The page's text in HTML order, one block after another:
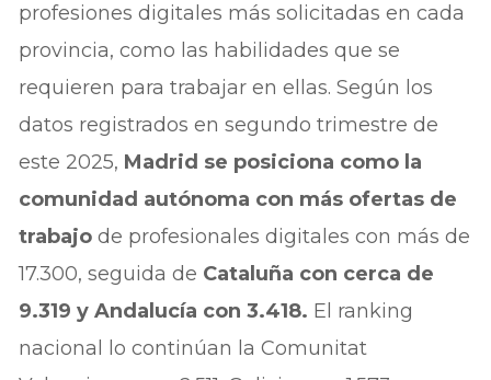
profesiones digitales más solicitadas en cada
provincia, como las habilidades que se
requieren para trabajar en ellas. Según los
datos registrados en segundo trimestre de
este 2025, Madrid se posiciona como la
comunidad autónoma con más ofertas de
trabajo de profesionales digitales con más de
17.300, seguida de Cataluña con cerca de
9.319 y Andalucía con 3.418. El ranking
nacional lo continúan la Comunitat